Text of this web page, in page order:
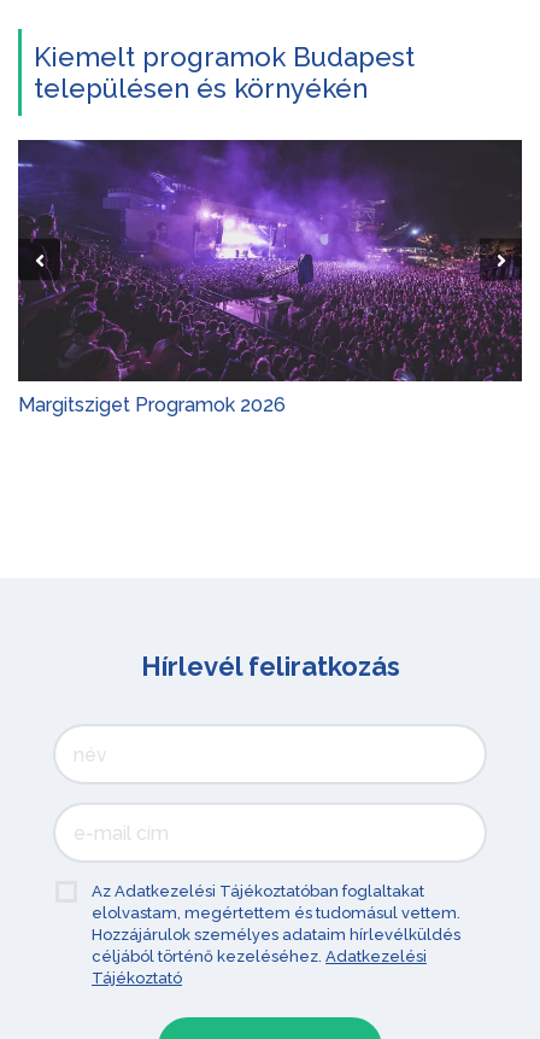
Kiemelt programok Budapest
településen és környékén
Margitsziget Programok 2026
Hírlevél feliratkozás
Az Adatkezelési Tájékoztatóban foglaltakat
elolvastam, megértettem és tudomásul vettem.
Hozzájárulok személyes adataim hírlevélküldés
céljából történő kezeléséhez. Adatkezelési
Tájékoztató